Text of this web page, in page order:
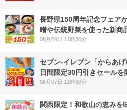
長野県150周年記念フェア
噌や伝統野菜を使った新商
08月04日 11時30分
セブン‐イレブン「からあ
日間限定30円引きセールを
08月07日 11時30分
関西限定！和歌山の恵みを